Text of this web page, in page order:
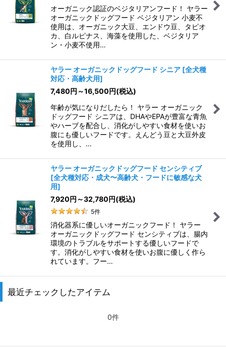
オーガニック認証のベジタリアンフード！ ヤラー
オーガニックドッグフード ベジタリアン 小麦不
使用は、オーガニック大豆、エンドウ豆、タピオ
カ、白ルピナス、海藻を使用した、ベジタリア
ン・小麦不使用…
ヤラー オーガニックドッグフード シニア [全犬種
対応・高齢犬用]
7,480 円 ～16,500 円(税込)
年齢が気になりだしたら！ ヤラー オーガニック
ドッグフード シニアは、DHAやEPAが豊富な青魚
やハーブを配合し、消化がしやすい食材を使いお
腹にも優しいフードです。えんどう豆と大豆外皮
を使用し、…
ヤラー オーガニックドッグフード センシティブ
[全犬種対応・成犬〜高齢犬・フードに敏感な犬
用]
7,920 円 ～32,780 円(税込)
5件
消化器系に優しいオーガニックフード！ ヤラー
オーガニックドッグフード センシティブは、腸内
環境のトラブルをサポートする優しいフードで
す。消化がしやすい食材を使いお腹に優しく作ら
れています。フー…
最近チェックしたアイテム
0件